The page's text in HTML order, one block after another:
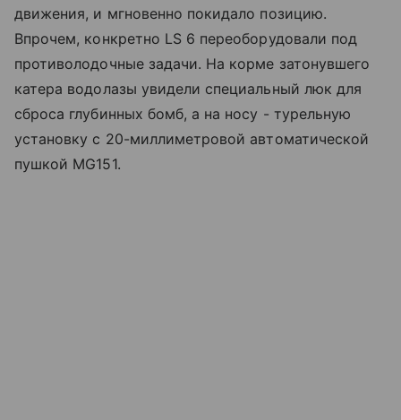
движения, и мгновенно покидало позицию.
Впрочем, конкретно LS 6 переоборудовали под
противолодочные задачи. На корме затонувшего
катера водолазы увидели специальный люк для
сброса глубинных бомб, а на носу - турельную
установку с 20-миллиметровой автоматической
пушкой MG151.